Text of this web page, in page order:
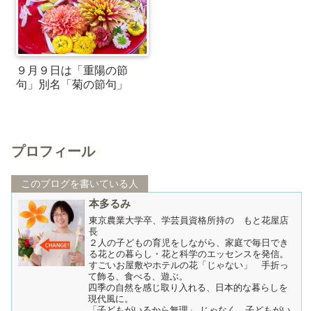
９月９日は「重陽の節
句」別名「菊の節句」
プロフィール
このブログを書いている人
本多るみ
東京農業大学卒、学芸員資格所持の もと花屋店
長
２人の子どもの育児をしながら、家庭で毎日でき
る花との暮らし・花と科学のエッセンスを発信。
すごいお屋敷やホテルの花「じゃない」 手折っ
て飾る、食べる、遊ぶ。
四季の自然を感じ取り入れる、日本的な暮らしを
現代風に。